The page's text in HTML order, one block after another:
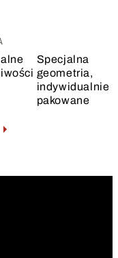
Specjalna
geometria,
indywidualnie
pakowane